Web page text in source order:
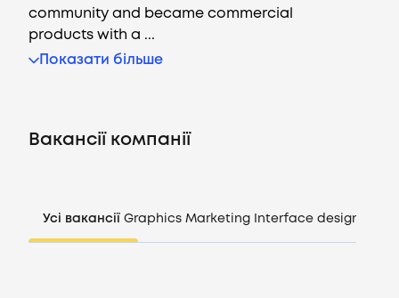
UA
community and became commercial
products with a ...
Показати більше
Вакансії компанії
Усі вакансії Graphics Marketing Interface design